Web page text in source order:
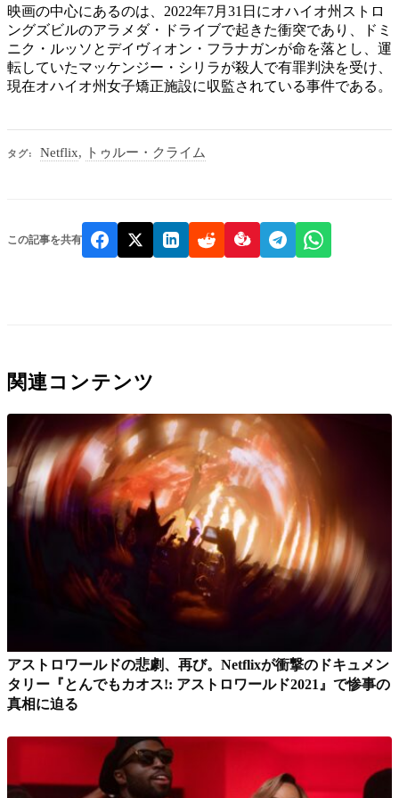
映画の中心にあるのは、2022年7月31日にオハイオ州ストロ
ングズビルのアラメダ・ドライブで起きた衝突であり、ドミ
ニク・ルッソとデイヴィオン・フラナガンが命を落とし、運
転していたマッケンジー・シリラが殺人で有罪判決を受け、
現在オハイオ州女子矯正施設に収監されている事件である。
タグ: Netflix, トゥルー・クライム
この記事を共有
関連コンテンツ
アストロワールドの悲劇、再び。Netflixが衝撃のドキュメン
タリー『とんでもカオス!: アストロワールド2021』で惨事の
真相に迫る